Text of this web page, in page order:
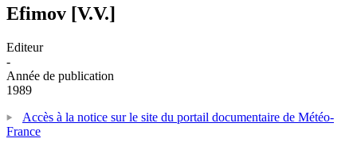
Efimov [V.V.]
Editeur
-
Année de publication
1989
Accès à la notice sur le site du portail documentaire de Météo-
France